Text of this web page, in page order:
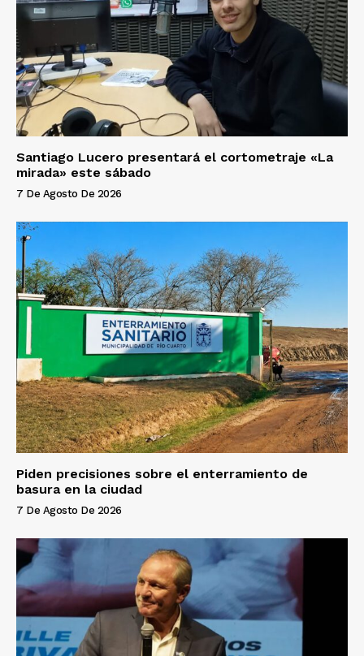
Santiago Lucero presentará el cortometraje «La
mirada» este sábado
7 De Agosto De 2026
Piden precisiones sobre el enterramiento de
basura en la ciudad
7 De Agosto De 2026